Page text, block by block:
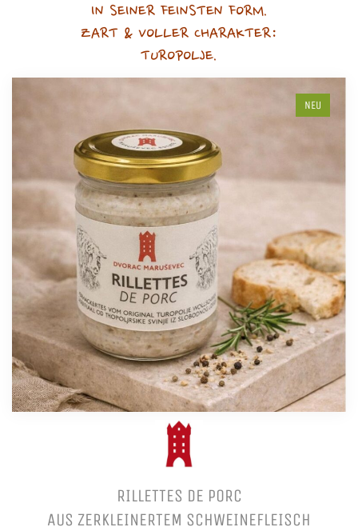
IN SEINER FEINSTEN FORM.
ZART & VOLLER CHARAKTER:
TUROPOLJE.
NEU
RILLETTES DE PORC
AUS ZERKLEINERTEM SCHWEINEFLEISCH